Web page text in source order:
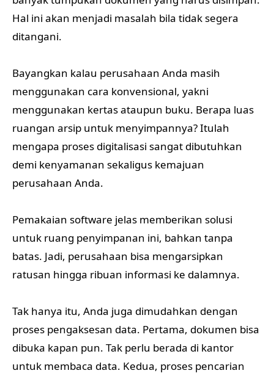
Hal ini akan menjadi masalah bila tidak segera
ditangani.
Bayangkan kalau perusahaan Anda masih
menggunakan cara konvensional, yakni
menggunakan kertas ataupun buku. Berapa luas
ruangan arsip untuk menyimpannya? Itulah
mengapa proses digitalisasi sangat dibutuhkan
demi kenyamanan sekaligus kemajuan
perusahaan Anda.
Pemakaian software jelas memberikan solusi
untuk ruang penyimpanan ini, bahkan tanpa
batas. Jadi, perusahaan bisa mengarsipkan
ratusan hingga ribuan informasi ke dalamnya.
Tak hanya itu, Anda juga dimudahkan dengan
proses pengaksesan data. Pertama, dokumen bisa
dibuka kapan pun. Tak perlu berada di kantor
untuk membaca data. Kedua, proses pencarian